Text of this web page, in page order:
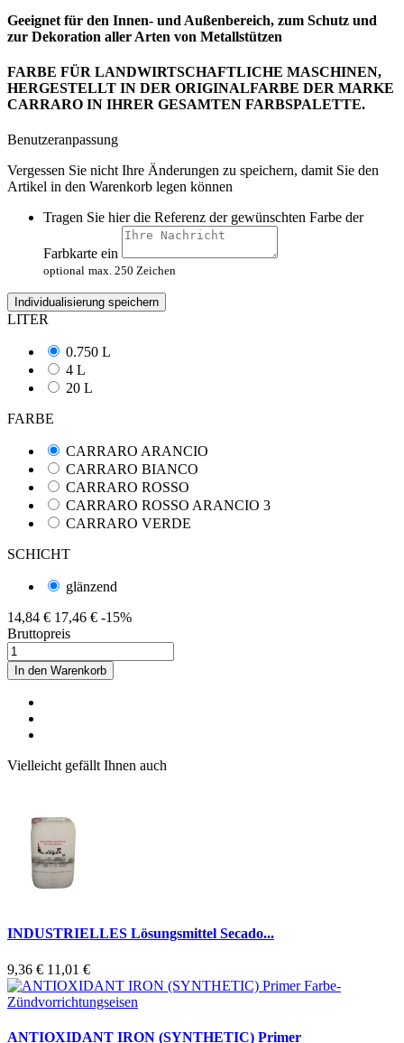
Geeignet für den Innen- und Außenbereich, zum Schutz und
zur Dekoration aller Arten von Metallstützen
FARBE FÜR LANDWIRTSCHAFTLICHE MASCHINEN,
HERGESTELLT IN DER ORIGINALFARBE DER MARKE
CARRARO IN IHRER GESAMTEN FARBSPALETTE.
Benutzeranpassung
Vergessen Sie nicht Ihre Änderungen zu speichern, damit Sie den
Artikel in den Warenkorb legen können
Tragen Sie hier die Referenz der gewünschten Farbe der
Farbkarte ein
optional max. 250 Zeichen
Individualisierung speichern
LITER
0.750 L
4 L
20 L
FARBE
CARRARO ARANCIO
CARRARO BIANCO
CARRARO ROSSO
CARRARO ROSSO ARANCIO 3
CARRARO VERDE
SCHICHT
glänzend
14,84 € 17,46 € -15%
Bruttopreis
In den Warenkorb
Vielleicht gefällt Ihnen auch
INDUSTRIELLES Lösungsmittel Secado...
9,36 € 11,01 €
ANTIOXIDANT IRON (SYNTHETIC) Primer